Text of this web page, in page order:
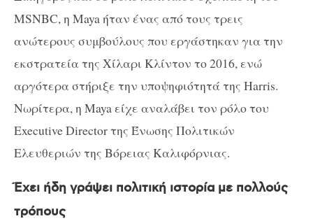
MSNBC, η Maya ήταν ένας από τους τρεις
ανώτερους συμβούλους που εργάστηκαν για την
εκστρατεία της Χίλαρι Κλίντον το 2016, ενώ
αργότερα στήριξε την υποψηφιότητά της Harris.
Νωρίτερα, η Maya είχε αναλάβει τον ρόλο του
Executive Director της Ένωσης Πολιτικών
Ελευθεριών της Βόρειας Καλιφόρνιας.
Έχει ήδη γράψει πολιτική ιστορία με πολλούς
τρόπους